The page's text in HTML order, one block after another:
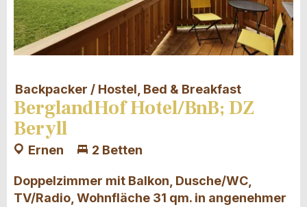
Backpacker / Hostel, Bed & Breakfast
BerglandHof Hotel/BnB; DZ
Beryll
Ernen 2 Betten
Doppelzimmer mit Balkon, Dusche/WC,
TV/Radio, Wohnfläche 31 qm. in angenehmer